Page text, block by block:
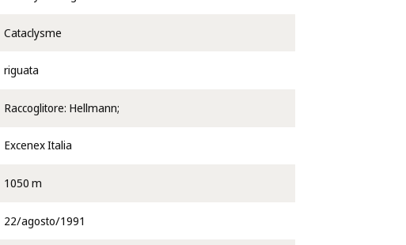
Cataclysme
riguata
Raccoglitore: Hellmann;
Excenex Italia
1050 m
22/agosto/1991